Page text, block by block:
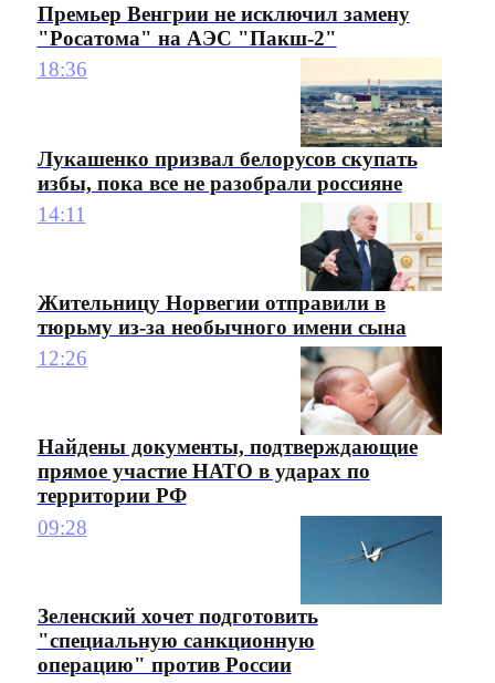
Премьер Венгрии не исключил замену
"Росатома" на АЭС "Пакш-2"
18:36
Лукашенко призвал белорусов скупать
избы, пока все не разобрали россияне
14:11
Жительницу Норвегии отправили в
тюрьму из-за необычного имени сына
12:26
Найдены документы, подтверждающие
прямое участие НАТО в ударах по
территории РФ
09:28
Зеленский хочет подготовить
"специальную санкционную
операцию" против России